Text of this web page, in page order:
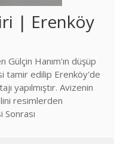
| Erenköy
Hanım'ın düşüp
tamir edilip Erenköy'de
yapılmıştır. Avizenin
resimlerden